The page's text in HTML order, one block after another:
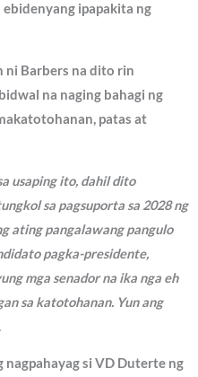
ipapakita ng
ni Barbers na dito rin
na naging bahagi ng
patas at
usaping ito, dahil dito
sa pagsuporta sa 2028 ng
ating pangalawang pangulo
pagka-presidente,
mga senador na ika nga eh
sa katotohanan. Yun ang
nagpahayag si VD Duterte ng